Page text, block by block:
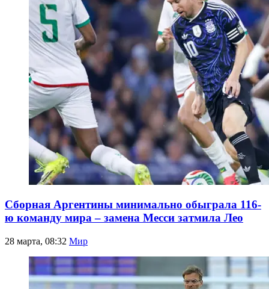
Сборная Аргентины минимально обыграла 116-
ю команду мира – замена Месси затмила Лео
28 марта, 08:32 Мир